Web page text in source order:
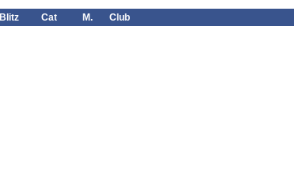
Blitz Cat M. Club